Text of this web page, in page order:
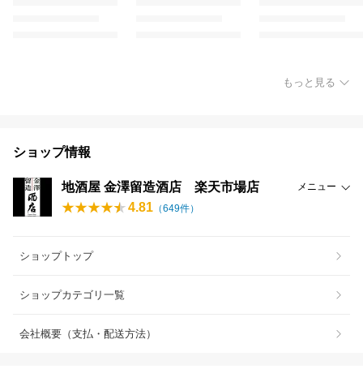
もっと見る
ショップ情報
地酒屋 金澤留造酒店 楽天市場店 メニュー
4.81 （649件）
ショップトップ
ショップカテゴリ一覧
会社概要（支払・配送方法）